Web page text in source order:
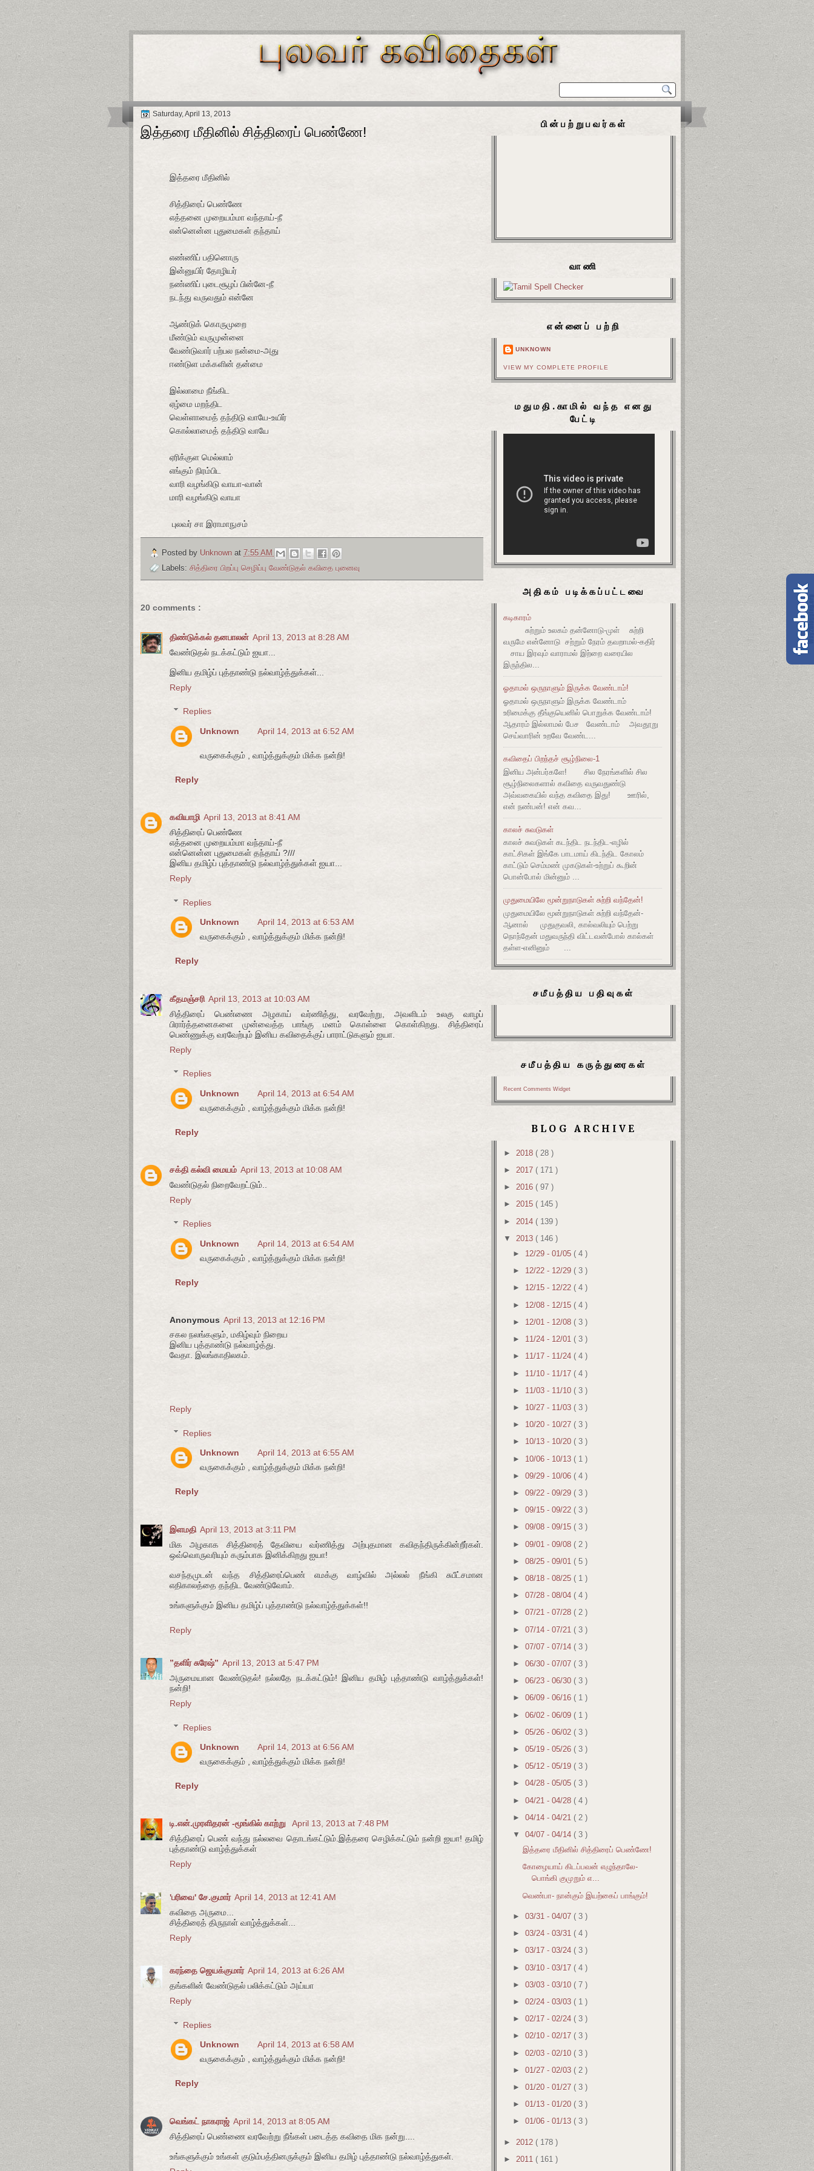
Saturday, April 13, 2013
இத்தரை மீதினில் சித்திரைப் பெண்ணே!
இத்தரை மீதினில்
சித்திரைப் பெண்ணே
எத்தனை முறையம்மா வந்தாய்-நீ
என்னென்ன புதுமைகள் தந்தாய்
எண்ணிப் பதினொரு
இன்னுயிர் தோழியர்
நண்ணிப் புடைசூழப் பின்னே-நீ
நடந்து வருவதும் என்னே
ஆண்டுக் கொருமுறை
மீண்டும் வருமுன்னை
வேண்டுவார் பற்பல நன்மை-அது
ஈண்டுள மக்களின் தன்மை
இல்லாமை நீங்கிட
ஏழ்மை மறந்திட
வெள்ளாமைத் தந்திடு வாயே-உயிர்
கொல்லாமைத் தந்திடு வாயே
ஏரிக்குள மெல்லாம்
எங்கும் நிரம்பிட
வாரி வழங்கிடு வாயா-வான்
மாரி வழங்கிடு வாயா
புலவர் சா இராமாநுசம்
Posted by Unknown at 7:55 AM
Labels: சித்திரை பிறப்பு செழிப்பு வேண்டுதல் கவிதை புனைவு
20 comments :
திண்டுக்கல் தனபாலன் April 13, 2013 at 8:28 AM
வேண்டுதல் நடக்கட்டும் ஐயா...
இனிய தமிழ்ப் புத்தாண்டு நல்வாழ்த்துக்கள்...
Reply
Replies
Unknown April 14, 2013 at 6:52 AM
வருகைக்கும் , வாழ்த்துக்கும் மிக்க நன்றி!
Reply
கவியாழி April 13, 2013 at 8:41 AM
சித்திரைப் பெண்ணே
எத்தனை முறையம்மா வந்தாய்-நீ
என்னென்ன புதுமைகள் தந்தாய் ?///
இனிய தமிழ்ப் புத்தாண்டு நல்வாழ்த்துக்கள் ஐயா...
Reply
Replies
Unknown
April 14, 2013 at 6:53 AM
வருகைக்கும் , வாழ்த்துக்கும் மிக்க நன்றி!
Reply
கீதமஞ்சரி April 13, 2013 at 10:03 AM
சித்திரைப் பெண்ணை அழகாய் வர்ணித்து, வரவேற்று, அவளிடம் உலகு வாழப்
பிரார்த்தனைகளை முன்வைத்த பாங்கு மனம் கொள்ளை கொள்கிறது. சித்திரைப்
பெண்ணுக்கு வரவேற்பும் இனிய கவிதைக்குப் பாராட்டுகளும் ஐயா.
Reply
Replies
Unknown
April 14, 2013 at 6:54 AM
வருகைக்கும் , வாழ்த்துக்கும் மிக்க நன்றி!
Reply
சக்தி கல்வி மையம் April 13, 2013 at 10:08 AM
வேண்டுதல் நிறைவேறட்டும்..
Reply
Replies
Unknown
April 14, 2013 at 6:54 AM
வருகைக்கும் , வாழ்த்துக்கும் மிக்க நன்றி!
Reply
Anonymous April 13, 2013 at 12:16 PM
சகல நலங்களும், மகிழ்வும் நிறைய
இனிய புத்தாண்டு நல்வாழ்த்து.
வேதா. இலங்காதிலகம்.
Reply
Replies
Unknown
April 14, 2013 at 6:55 AM
வருகைக்கும் , வாழ்த்துக்கும் மிக்க நன்றி!
Reply
இளமதி April 13, 2013 at 3:11 PM
மிக அழகாக சித்திரைத் தேவியை வர்ணித்து அற்புதமான கவிதந்திருக்கின்றீர்கள்.
ஒவ்வொருவரியும் கரும்பாக இனிக்கிறது ஐயா!
வசந்தமுடன் வந்த சித்திரைப்பெண் எமக்கு வாழ்வில் அல்லல் நீங்கி சுபீட்சமான
எதிகாலத்தை தந்திட வேண்டுவோம்.
உங்களுக்கும் இனிய தமிழ்ப் புத்தாண்டு நல்வாழ்த்துக்கள்!!
Reply
”தளிர் சுரேஷ்” April 13, 2013 at 5:47 PM
அருமையான வேண்டுதல்! நல்லதே நடக்கட்டும்! இனிய தமிழ் புத்தாண்டு வாழ்த்துக்கள்!
நன்றி!
Reply
Replies
Unknown
April 14, 2013 at 6:56 AM
வருகைக்கும் , வாழ்த்துக்கும் மிக்க நன்றி!
Reply
டி.என்.முரளிதரன் -மூங்கில் காற்று
April 13, 2013 at 7:48 PM
சித்திரைப் பெண் வந்து நல்லவை தொடங்கட்டும்.இத்தரை செழிக்கட்டும் நன்றி ஐயா! தமிழ்
புத்தாண்டு வாழ்த்துக்கள்
Reply
'பரிவை' சே.குமார் April 14, 2013 at 12:41 AM
கவிதை அருமை...
சித்திரைத் திருநாள் வாழ்த்துக்கள்...
Reply
கரந்தை ஜெயக்குமார் April 14, 2013 at 6:26 AM
தங்களின் வேண்டுதல் பலிக்கட்டும் அய்யா
Reply
Replies
Unknown
April 14, 2013 at 6:58 AM
வருகைக்கும் , வாழ்த்துக்கும் மிக்க நன்றி!
Reply
வெங்கட் நாகராஜ் April 14, 2013 at 8:05 AM
சித்திரைப் பெண்ணை வரவேற்று நீங்கள் படைத்த கவிதை மிக நன்று....
உங்களுக்கும் உங்கள் குடும்பத்தினருக்கும் இனிய தமிழ் புத்தாண்டு நல்வாழ்த்துகள்.
பின்பற்றுபவர்கள்
வாணி
என்னைப் பற்றி
UNKNOWN
VIEW MY COMPLETE PROFILE
மதுமதி.காமில் வந்த எனது
பேட்டி
அதிகம் படிக்கப்பட்டவை
கடிகாரம்
சுற்றும் உலகம் தன்னோடு-முள் சுற்றி
வருமே என்னோடு சற்றும் நேரம் தவறாமல்-கதிர்
சாய இரவும் வாராமல் இற்றை வரையில
இருந்தில...
ஓதாமல் ஒருநாளும் இருக்க வேண்டாம்!
ஓதாமல் ஒருநாளும் இருக்க வேண்டாம்
உரிமைக்கு தீங்குயெனில் பொறுக்க வேண்டாம்!
ஆதாரம் இல்லாமல் பேச வேண்டாம் அவதூறு
செய்வாரின் உறவே வேண்ட...
கவிதைப் பிறந்தச் சூழ்நிலை-1
இனிய அன்பர்களே! சில நேரங்களில் சில
சூழ்நிலைகளால் கவிதை வருவதுண்டு
அவ்வகையில் வந்த கவிதை இது! ஊரில்,
என் நண்பன்! என் கவ...
காலச் சுவடுகள்
காலச் சுவடுகள் கடந்திட நடந்திட-எழில்
காட்சிகள் இங்கே பாடமாய் கிடந்திட கோலம்
காட்டும் செம்மண் முகடுகள்-உற்றுப் கூறின்
பொன்போல் மின்னும் ...
முதுமையிலே மூன்றுநாடுகள் சுற்றி வந்தேன்!
முதுமையிலே மூன்றுநாடுகள் சுற்றி வந்தேன்-
ஆனால் முதுகுவலி, கால்வலியும் பெற்று
நொந்தேன் மதுவருந்தி விட்டவன்போல் கால்கள்
தள்ள-எனினும் ...
சமீபத்திய பதிவுகள்
சமீபத்திய கருத்துரைகள்
Recent Comments Widget
BLOG ARCHIVE
► 2018 ( 28 )
► 2017 ( 171 )
► 2016 ( 97 )
► 2015 ( 145 )
► 2014 ( 139 )
▼ 2013 ( 146 )
► 12/29 - 01/05 ( 4 )
► 12/22 - 12/29 ( 3 )
► 12/15 - 12/22 ( 4 )
► 12/08 - 12/15 ( 4 )
► 12/01 - 12/08 ( 3 )
► 11/24 - 12/01 ( 3 )
► 11/17 - 11/24 ( 4 )
► 11/10 - 11/17 ( 4 )
► 11/03 - 11/10 ( 3 )
► 10/27 - 11/03 ( 3 )
► 10/20 - 10/27 ( 3 )
► 10/13 - 10/20 ( 3 )
► 10/06 - 10/13 ( 1 )
►09/29 - 10/06 ( 4 )
►09/22 - 09/29 ( 3 )
►09/15 - 09/22 ( 3 )
►09/08 - 09/15 ( 3 )
►09/01 - 09/08 ( 2 )
►08/25 - 09/01 ( 5 )
►08/18 - 08/25 ( 1 )
►07/28 - 08/04 ( 4 )
►07/21 - 07/28 ( 2 )
►07/14 - 07/21 ( 3 )
►07/07 - 07/14 ( 3 )
►06/30 - 07/07 ( 3 )
►06/23 - 06/30 ( 3 )
►06/09 - 06/16 ( 1 )
►06/02 - 06/09 ( 1 )
►05/26 - 06/02 ( 3 )
►05/19 - 05/26 ( 3 )
►05/12 - 05/19 ( 3 )
►04/28 - 05/05 ( 3 )
►04/21 - 04/28 ( 4 )
►04/14 - 04/21 ( 2 )
▼04/07 - 04/14 ( 3 )
இத்தரை மீதினில் சித்திரைப் பெண்ணே!
கோழையாய் கிடப்பவன் எழுந்தாலே-
பொங்கி குமுறும் எ...
வெண்பா- நான்கும் இயற்கைப் பாங்கும்!
►03/31 - 04/07 ( 3 )
►03/24 - 03/31 ( 4 )
►03/17 - 03/24 ( 3 )
►03/10 - 03/17 ( 4 )
►03/03 - 03/10 ( 7 )
►02/24 - 03/03 ( 1 )
►02/17 - 02/24 ( 3 )
►02/10 - 02/17 ( 3 )
►02/03 - 02/10 ( 3 )
►01/27 - 02/03 ( 2 )
►01/20 - 01/27 ( 3 )
►01/13 - 01/20 ( 3 )
►01/06 - 01/13 ( 3 )
► 2012 ( 178 )
► 2011 ( 161 )